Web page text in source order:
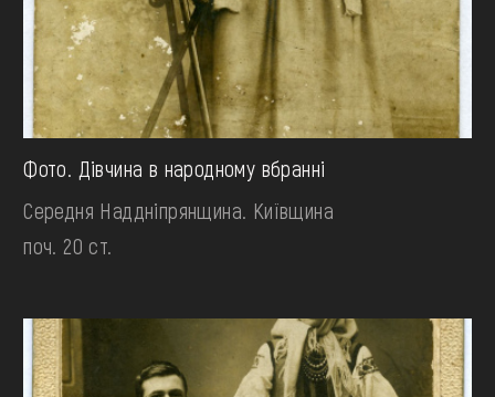
Фото. Дівчина в народному вбранні
Середня Наддніпрянщина. Київщина
поч. 20 ст.